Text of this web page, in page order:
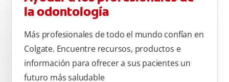
la odontología
Más profesionales de todo el mundo confían en
Colgate. Encuentre recursos, productos e
información para ofrecer a sus pacientes un
futuro más saludable